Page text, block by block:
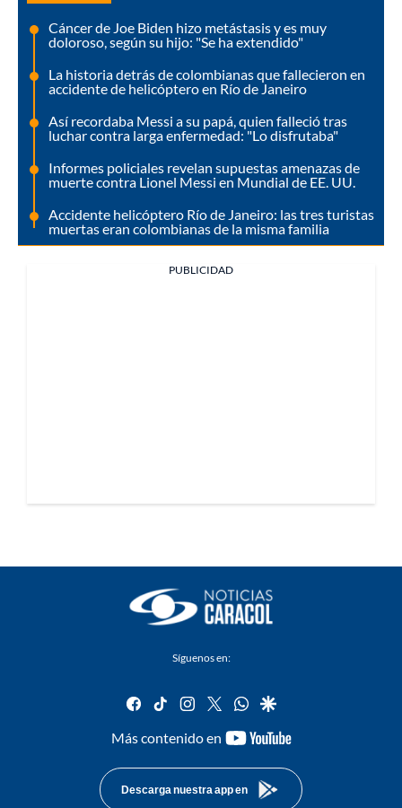
Cáncer de Joe Biden hizo metástasis y es muy
doloroso, según su hijo: "Se ha extendido"
La historia detrás de colombianas que fallecieron en
accidente de helicóptero en Río de Janeiro
Así recordaba Messi a su papá, quien falleció tras
luchar contra larga enfermedad: "Lo disfrutaba"
Informes policiales revelan supuestas amenazas de
muerte contra Lionel Messi en Mundial de EE. UU.
Accidente helicóptero Río de Janeiro: las tres turistas
muertas eran colombianas de la misma familia
PUBLICIDAD
Síguenos en:
facebook
tiktok instagram
twitterwhatsapp
google
Más contenido en
youtube-
Descarga nuestra app en